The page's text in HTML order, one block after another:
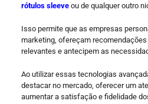
rótulos sleeveou de qualquer outro
Isso permite que as empresas
marketing, ofereçam
relevantes e antecipem as
Ao utilizar essas tecnologias
destacar no mercado, oferecer um
aumentar a satisfação e fidelidade